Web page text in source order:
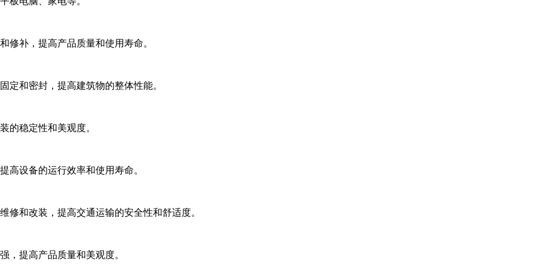
修补，提高产品质量和使用寿命。
定和密封，提高建筑物的整体性能。
的稳定性和美观度。
高设备的运行效率和使用寿命。
修和改装，提高交通运输的安全性和舒适度。
，提高产品质量和美观度。